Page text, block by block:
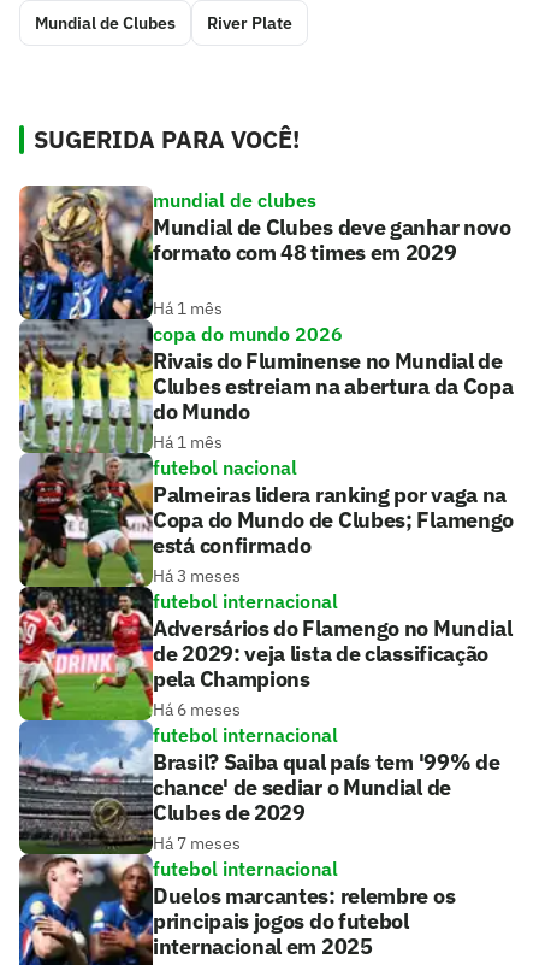
Mundial de Clubes River Plate
SUGERIDA PARA VOCÊ!
mundial de clubes
Mundial de Clubes deve ganhar novo
formato com 48 times em 2029
Há 1 mês
copa do mundo 2026
Rivais do Fluminense no Mundial de
Clubes estreiam na abertura da Copa
do Mundo
Há 1 mês
futebol nacional
Palmeiras lidera ranking por vaga na
Copa do Mundo de Clubes; Flamengo
está confirmado
Há 3 meses
futebol internacional
Adversários do Flamengo no Mundial
de 2029: veja lista de classificação
pela Champions
Há 6 meses
futebol internacional
Brasil? Saiba qual país tem '99% de
chance' de sediar o Mundial de
Clubes de 2029
Há 7 meses
futebol internacional
Duelos marcantes: relembre os
principais jogos do futebol
internacional em 2025